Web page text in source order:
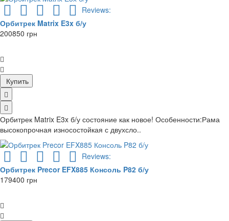
Reviews:
Орбитрек Matrix E3x б/у
200850 грн
Купить
Орбитрек Matrix E3x б/у состояние как новое! Особенности:Рама
высокопрочная износостойкая с двухсло..
Reviews:
Орбитрек Precor EFX885 Консоль P82 б/у
179400 грн